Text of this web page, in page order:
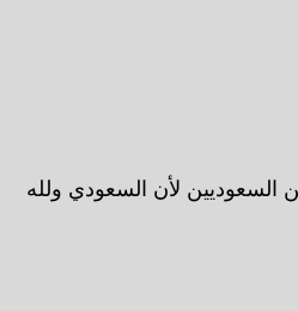
لأن السعودي ولله